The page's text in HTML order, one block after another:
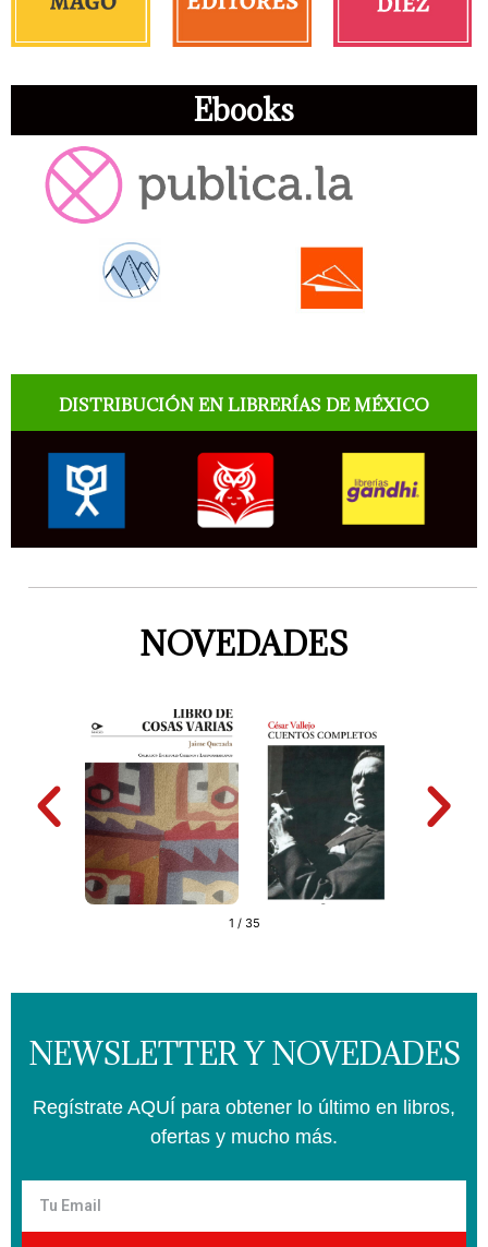
Ebooks
DISTRIBUCIÓN EN LIBRERÍAS DE MÉXICO
NOVEDADES
2 / 35
NEWSLETTER Y NOVEDADES
Regístrate AQUÍ para obtener lo último en libros,
ofertas y mucho más.